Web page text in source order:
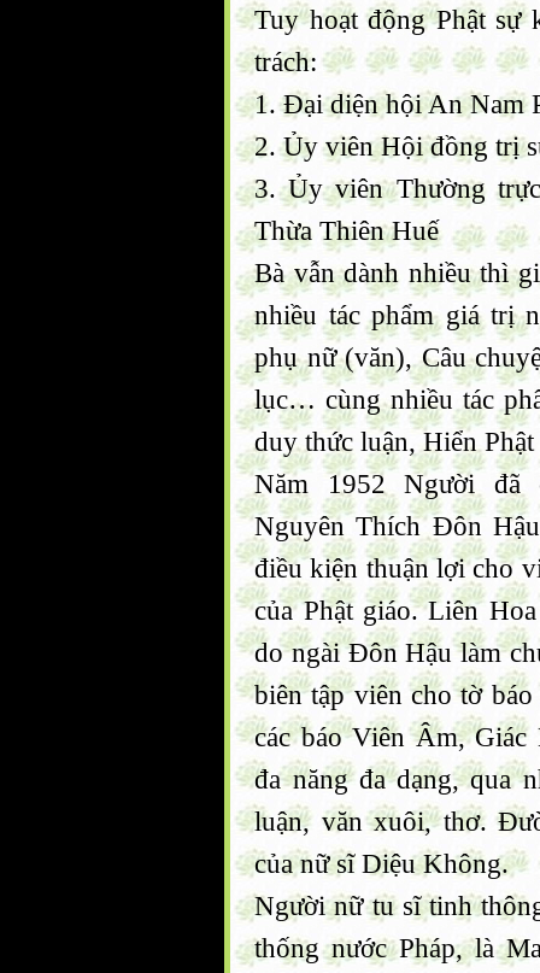
Tuy hoạt động Phật sự
trách:
1. Đại diện hội An Nam
2. Ủy viên Hội đồng trị
3. Ủy viên Thường
Thừa Thiên Huế
Bà vẫn dành nhiều thì
nhiều tác phẩm giá trị
phụ nữ (văn), Câu
lục… cùng nhiều tác
duy thức luận, Hiển
Năm 1952 Người đã
Nguyên Thích Đôn
điều kiện thuận lợi cho
của Phật giáo. Liên
do ngài Đôn Hậu làm
biên tập viên cho tờ
các báo Viên Âm,
đa năng đa dạng, qua
luận, văn xuôi, thơ.
của nữ sĩ Diệu Không.
Người nữ tu sĩ tinh
thống nước Pháp, là